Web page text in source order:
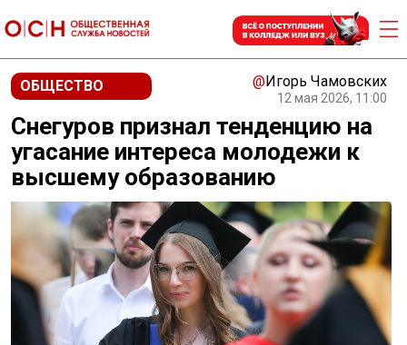
ОБЩЕСТВО @Игорь Чамовских
12 мая 2026, 11:00
Снегуров признал тенденцию на
угасание интереса молодежи к
высшему образованию